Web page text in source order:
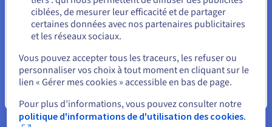
déployer. Avec WordPress inclus, vous disposez d’une
plateforme flexible et extensible pour créer votre site de
coach personnel. Nos solutions personnalisables sont
projets numériques, intégrant des outils de gestion et de
marketing adaptés. Un site web flexible vous permet
d'adapter facilement votre offre en fonction de la croissance
Sélectionner un autre site web
ciblées, de mesurer leur efficacité et de partager
certaines données avec nos partenaires publicitaires
et les réseaux sociaux.
Vous pouvez accepter tous les traceurs, les refuser ou
personnaliser vos choix à tout moment en cliquant sur le
lien « Gérer mes cookies » accessible en bas de page.
Pour plus d’informations, vous pouvez consulter notre
politique d'informations de d'utilisation des cookies.